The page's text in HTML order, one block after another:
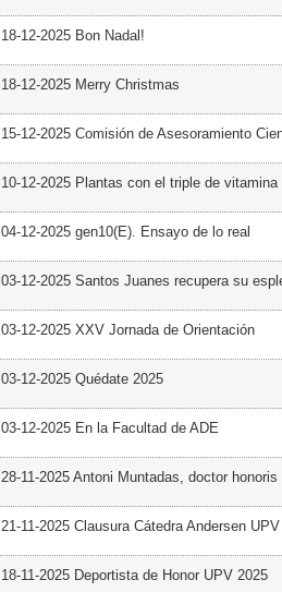
18-12-2025 Bon Nadal!
18-12-2025 Merry Christmas
15-12-2025 Comisión de Asesoramiento
10-12-2025 Plantas con el triple de vitamina
04-12-2025 gen10(E). Ensayo de lo real
03-12-2025 Santos Juanes recupera su
03-12-2025 XXV Jornada de Orientación
03-12-2025 Quédate 2025
03-12-2025 En la Facultad de ADE
28-11-2025 Antoni Muntadas, doctor
21-11-2025 Clausura Cátedra Andersen UPV
18-11-2025 Deportista de Honor UPV 2025